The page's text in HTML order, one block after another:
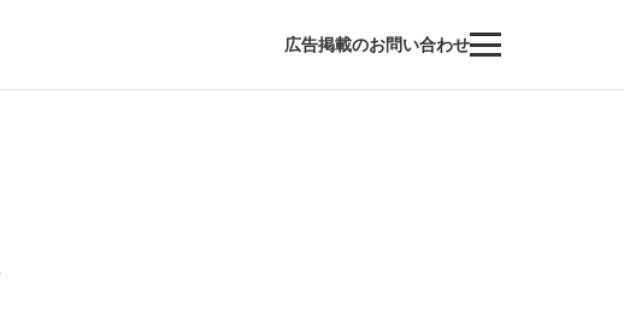
広告掲載のお問い合わせ